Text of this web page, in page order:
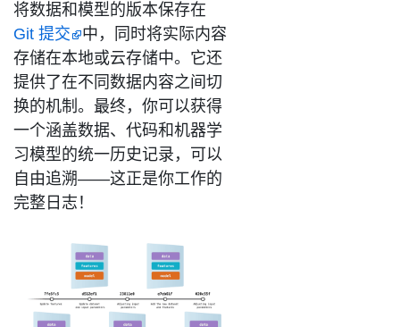
将数据和模型的版本保存在
Git 提交
中，同时将实际内容
存储在本地或云存储中。它还
提供了在不同数据内容之间切
换的机制。最终，你可以获得
一个涵盖数据、代码和机器学
习模型的统一历史记录，可以
自由追溯——这正是你工作的
完整日志！